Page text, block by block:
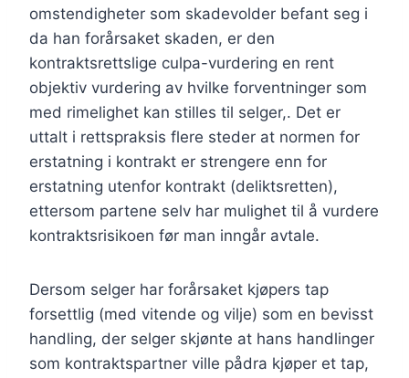
omstendigheter som skadevolder befant seg i
da han forårsaket skaden, er den
kontraktsrettslige culpa-vurdering en rent
objektiv vurdering av hvilke forventninger som
med rimelighet kan stilles til selger,. Det er
uttalt i rettspraksis flere steder at normen for
erstatning i kontrakt er strengere enn for
erstatning utenfor kontrakt (deliktsretten),
ettersom partene selv har mulighet til å vurdere
kontraktsrisikoen før man inngår avtale.
Dersom selger har forårsaket kjøpers tap
forsettlig (med vitende og vilje) som en bevisst
handling, der selger skjønte at hans handlinger
som kontraktspartner ville pådra kjøper et tap,